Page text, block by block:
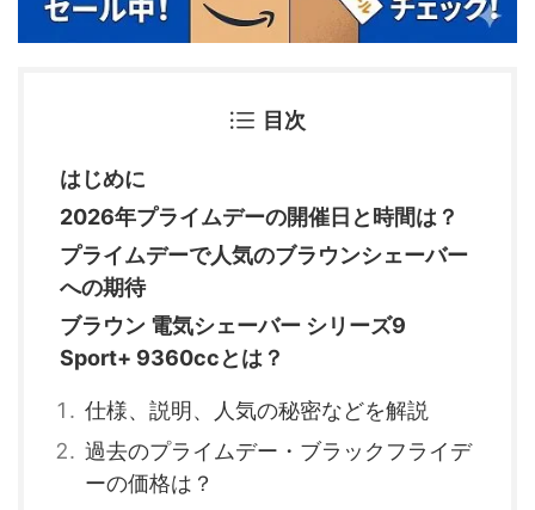
目次
はじめに
2026年プライムデーの開催日と時間は？
プライムデーで人気のブラウンシェーバー
への期待
ブラウン 電気シェーバー シリーズ9
Sport+ 9360ccとは？
仕様、説明、人気の秘密などを解説
過去のプライムデー・ブラックフライデ
ーの価格は？